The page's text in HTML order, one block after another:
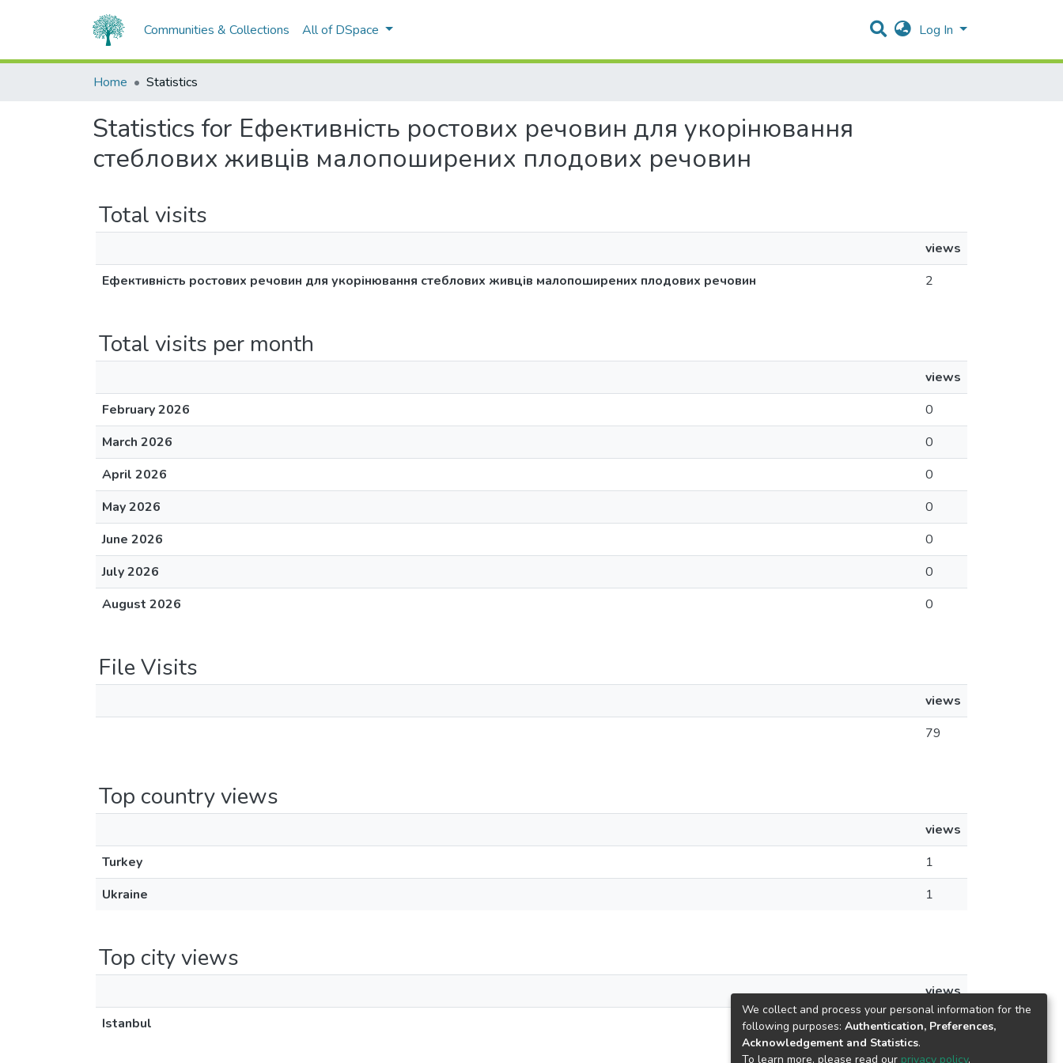
Communities & Collections All of DSpace Log In
Home Statistics
Statistics for Ефективність ростових речовин для укорінювання
стеблових живців малопоширених плодових речовин
Total visits
views
Ефективність ростових речовин для укорінювання стеблових живців малопоширених плодових речовин
2
Total visits per month
views
February 2026
0
March 2026
0
April 2026
0
May 2026
0
June 2026
0
July 2026
0
August 2026
0
File Visits
views
79
Top country views
views
Turkey
1
Ukraine
1
Top city views
views
Istanbul
1
We collect and process your personal information for the
following purposes: Authentication, Preferences,
Acknowledgement and Statistics.
To learn more, please read our privacy policy.